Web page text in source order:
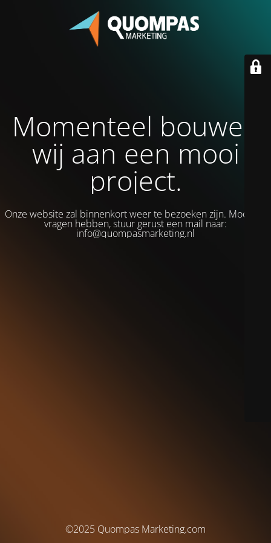
Momenteel bouwen
wij aan een mooi
project.
Onze website zal binnenkort weer te bezoeken zijn. Mocht je
vragen hebben, stuur gerust een mail naar:
info@quompasmarketing.nl
©2025 Quompas Marketing.com